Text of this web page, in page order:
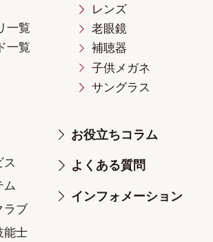
一覧
一覧
レンズ
老眼鏡
補聴器
子供メガネ
サングラス
ス
ム
ラブ
能士
お役立ちコラム
よくある質問
インフォメーション